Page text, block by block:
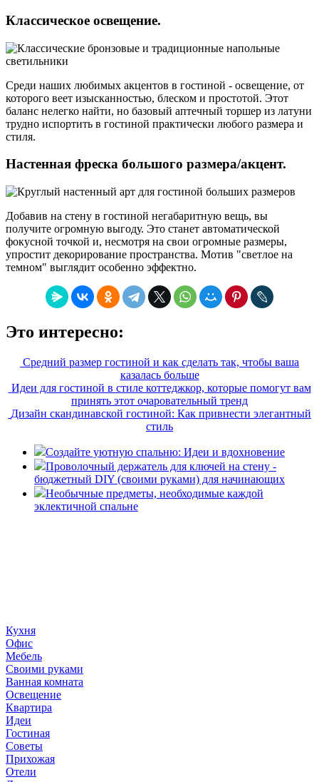
Классическое освещение.
Среди наших любимых акцентов в гостиной - освещение, от
которого веет изысканностью, блеском и простотой. Этот
баланс нелегко найти, но базовый аптечный торшер из латуни
трудно испортить в гостиной практически любого размера и
стиля.
Настенная фреска большого размера/акцент.
Добавив на стену в гостиной негабаритную вещь, вы
получите огромную выгоду. Это станет автоматической
фокусной точкой и, несмотря на свои огромные размеры,
упростит декорирование пространства. Мотив "светлое на
темном" выглядит особенно эффектно.
Это интересно:
Средний размер гостиной и как сделать так, чтобы ваша
казалась больше
Идеи для гостиной в стиле коттеджкор, которые помогут вам
принять этот очаровательный тренд
Дизайн скандинавской гостиной: Как привнести элегантный
стиль
Создайте уютную спальню: Идеи и вдохновение
Проволочный держатель для ключей на стену -
бюджетный DIY (своими руками) для начинающих
Необычные предметы, необходимые каждой
эклектичной спальне
Кухня
Офис
Мебель
Своими руками
Ванная комната
Освещение
Квартира
Идеи
Гостиная
Советы
Прихожая
Отели